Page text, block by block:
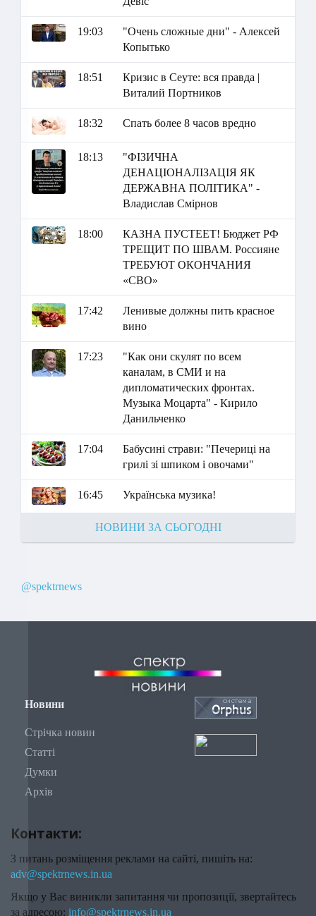
19:03
"Очень сложные дни" - Алексей
Копытько
18:51
Кризис в Сеуте: вся правда |
Виталий Портников
18:32 Спать более 8 часов вредно
18:13
"ФІЗИЧНА
ДЕНАЦІОНАЛІЗАЦІЯ ЯК
ДЕРЖАВНА ПОЛІТИКА" -
Владислав Смірнов
18:00
КАЗНА ПУСТЕЕТ! Бюджет РФ
ТРЕЩИТ ПО ШВАМ. Россияне
ТРЕБУЮТ ОКОНЧАНИЯ
«СВО»
17:42
Ленивые должны пить красное
вино
17:23
"Как они скулят по всем
каналам, в СМИ и на
дипломатических фронтах.
Музыка Моцарта" - Кирило
Данильченко
17:04
Бабусині страви: "Печериці на
грилі зі шпиком і овочами"
16:45 Українська музика!
НОВИНИ ЗА СЬОГОДНІ
@spektrnews
Новини
Стрічка новин
Статті
Думки
Архів
Контакти:
З питань розміщення реклами на сайті, пишіть на:
adv@spektrnews.in.ua
Якщо у Вас виникли запитання чи пропозиції, звертайтесь
за адресою: info@spektrnews.in.ua